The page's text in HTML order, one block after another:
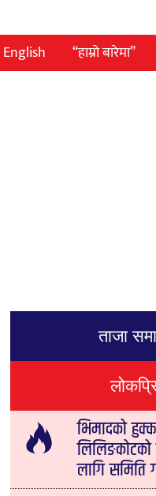
English “हाम्रो बारेमा”
ताजा
भिमादको
लिलिङकोटको
लागि समिति